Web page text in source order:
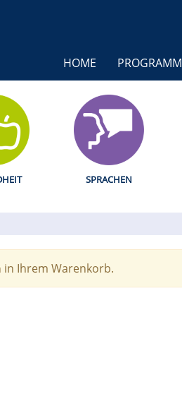
HOME PROGRAMM
SPRACHEN
in Ihrem Warenkorb.